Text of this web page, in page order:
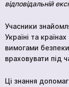
відповідальній
Учасники
Україні та
вимогами
враховувати під
Ці знання